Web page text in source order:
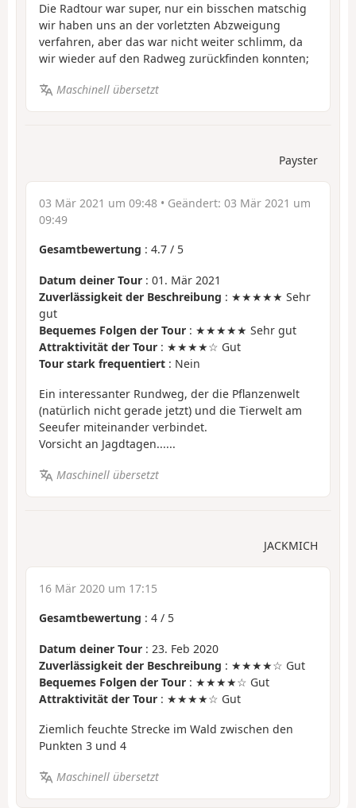
Die Radtour war super, nur ein bisschen matschig
wir haben uns an der vorletzten Abzweigung
verfahren, aber das war nicht weiter schlimm, da
wir wieder auf den Radweg zurückfinden konnten;
Maschinell übersetzt
Payster
03 Mär 2021 um 09:48 • Geändert: 03 Mär 2021 um
09:49
Gesamtbewertung : 4.7 / 5
Datum deiner Tour : 01. Mär 2021
Zuverlässigkeit der Beschreibung : ★★★★★ Sehr
gut
Bequemes Folgen der Tour : ★★★★★ Sehr gut
Attraktivität der Tour : ★★★★☆ Gut
Tour stark frequentiert : Nein
Ein interessanter Rundweg, der die Pflanzenwelt
(natürlich nicht gerade jetzt) und die Tierwelt am
Seeufer miteinander verbindet.
Vorsicht an Jagdtagen......
Maschinell übersetzt
JACKMICH
16 Mär 2020 um 17:15
Gesamtbewertung : 4 / 5
Datum deiner Tour : 23. Feb 2020
Zuverlässigkeit der Beschreibung : ★★★★☆ Gut
Bequemes Folgen der Tour : ★★★★☆ Gut
Attraktivität der Tour : ★★★★☆ Gut
Ziemlich feuchte Strecke im Wald zwischen den
Punkten 3 und 4
Maschinell übersetzt